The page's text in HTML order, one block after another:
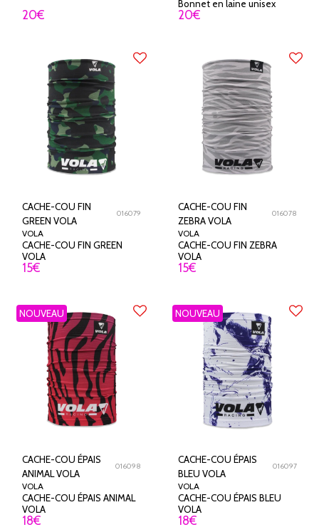
20€
Bonnet en laine unisex
20€
CACHE-COU FIN
GREEN VOLA
016079
VOLA
CACHE-COU FIN GREEN
VOLA
15€
CACHE-COU FIN
ZEBRA VOLA
016078
VOLA
CACHE-COU FIN ZEBRA
VOLA
15€
NOUVEAU
CACHE-COU ÉPAIS
ANIMAL VOLA
016098
VOLA
CACHE-COU ÉPAIS ANIMAL
VOLA
18€
NOUVEAU
CACHE-COU ÉPAIS
BLEU VOLA
016097
VOLA
CACHE-COU ÉPAIS BLEU
VOLA
18€